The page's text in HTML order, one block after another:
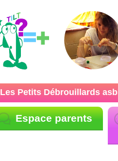
Les Petits Débrouillards asbl
Espace parents